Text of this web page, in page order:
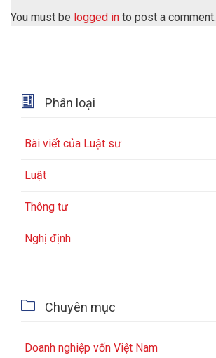
You must be logged in to post a comment.
 Phân loại
Bài viết của Luật sư
Luật
Thông tư
Nghị định
 Chuyên mục
Doanh nghiệp vốn Việt Nam